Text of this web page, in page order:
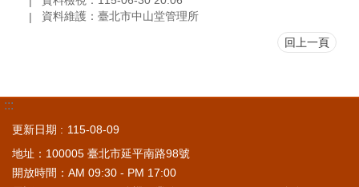
資料維護：臺北市中山堂管理所
回上一頁
:::
更新日期
115-08-09
地址：100005 臺北市延平南路98號
開放時間：AM 09:30 - PM 17:00